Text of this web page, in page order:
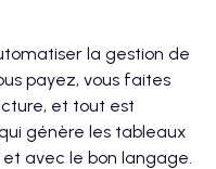
la gestion de
payez, vous faites
et tout est
génère les tableaux
avec le bon langage.